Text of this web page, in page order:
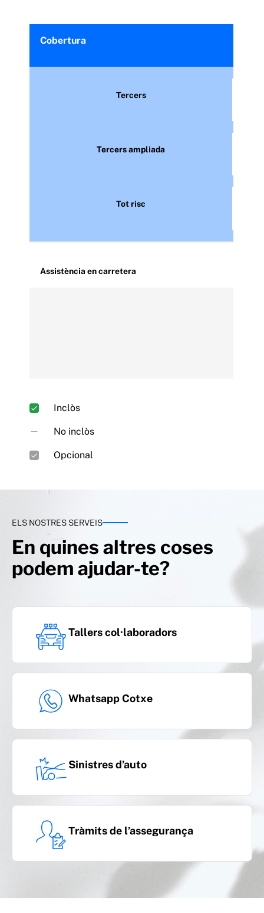
Cobertura
Tercers
Tercers ampliada
Tot risc
Assistència en carretera
Reparació in situ, incloent-hi canvi de bateria i
roda punxada
Trasllat i custòdia d´animals domèstics en cas d
´accident (a Espanya)
Responsabilitat civil: Obligatòria i voluntària,
per a ocupants del vehicle i per a remolc o
caravana
Inclòs
No inclòs
Opcional
ELS NOSTRES SERVEIS
En quines altres coses
podem ajudar-te?
Tallers col·laboradors
Whatsapp Cotxe
Sinistres d’auto
Tràmits de l’assegurança